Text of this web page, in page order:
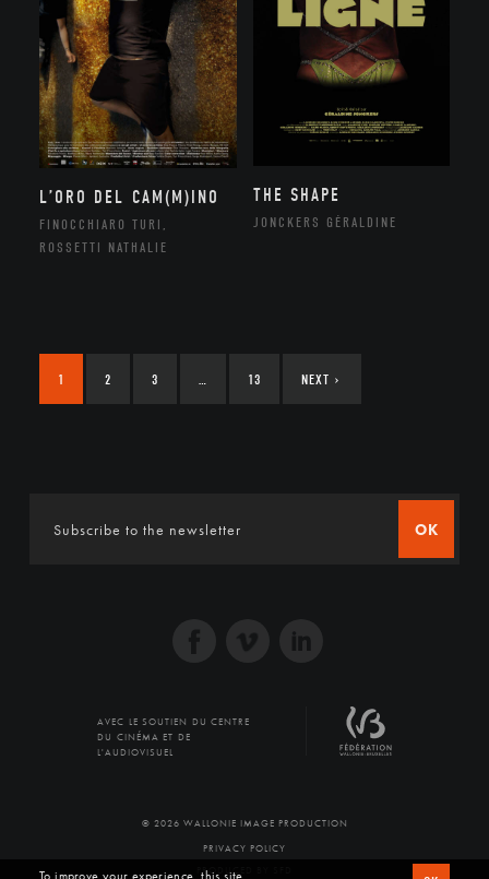
L’ORO DEL CAM(M)INO
FINOCCHIARO TURI,
ROSSETTI NATHALIE
THE SHAPE
JONCKERS GÉRALDINE
1 2 3 … 13 NEXT ›
OK
AVEC LE SOUTIEN DU CENTRE
DU CINÉMA ET DE
L'AUDIOVISUEL
© 2026 WALLONIE IMAGE PRODUCTION
PRIVACY POLICY
PRODUCED BY SFD
To improve your experience, this site